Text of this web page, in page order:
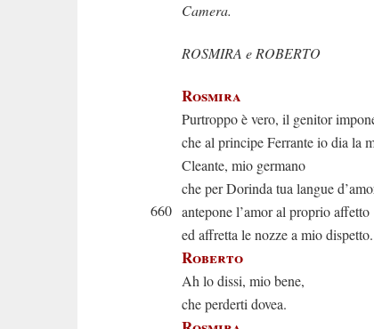
Camera.
ROSMIRA e ROBERTO
Rosmira
Purtroppo è vero, il genitor
che al principe Ferrante io dia la
Cleante, mio germano
che per Dorinda tua langue
660 antepone l’amor al proprio affetto
ed affretta le nozze a mio dispetto.
Roberto
Ah lo dissi, mio bene,
che perderti dovea.